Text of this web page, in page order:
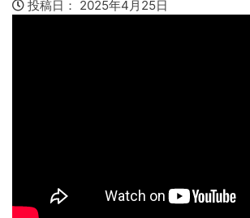
投稿日： 2025年4月25日